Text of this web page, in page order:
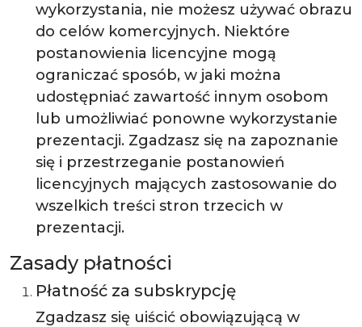
wykorzystania, nie możesz używać obrazu
do celów komercyjnych. Niektóre
postanowienia licencyjne mogą
ograniczać sposób, w jaki można
udostępniać zawartość innym osobom
lub umożliwiać ponowne wykorzystanie
prezentacji. Zgadzasz się na zapoznanie
się i przestrzeganie postanowień
licencyjnych mających zastosowanie do
wszelkich treści stron trzecich w
prezentacji.
Zasady płatności
Płatność za subskrypcję
Zgadzasz się uiścić obowiązującą w